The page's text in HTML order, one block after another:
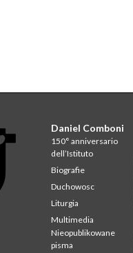
Daniel Comboni
150° anniversario
dell’Istituto
Biografie
Duchowosc
Liturgia
Multimedia
Nieopublikowane
pisma